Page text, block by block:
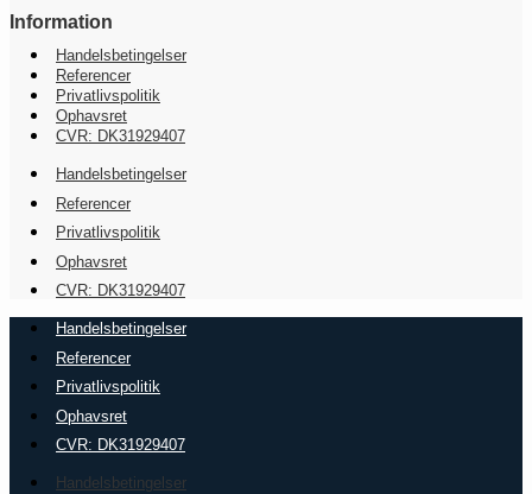
Information
Handelsbetingelser
Referencer
Privatlivspolitik
Ophavsret
CVR: DK31929407
Handelsbetingelser
Referencer
Privatlivspolitik
Ophavsret
CVR: DK31929407
Handelsbetingelser
Referencer
Privatlivspolitik
Ophavsret
CVR: DK31929407
Handelsbetingelser